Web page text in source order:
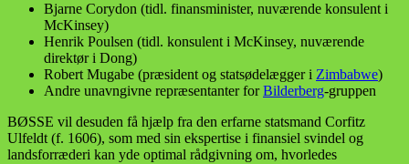
Bjarne Corydon (tidl. finansminister, nuværende konsulent i
McKinsey)
Henrik Poulsen (tidl. konsulent i McKinsey, nuværende
direktør i Dong)
Robert Mugabe (præsident og statsødelægger i Zimbabwe)
Andre unavngivne repræsentanter forBilderberg-gruppen
BØSSE vil desuden få hjælp fra den erfarne statsmand Corfitz
Ulfeldt (f. 1606), som med sin ekspertise i finansiel svindel og
landsforræderi kan yde optimal rådgivning om, hvorledes